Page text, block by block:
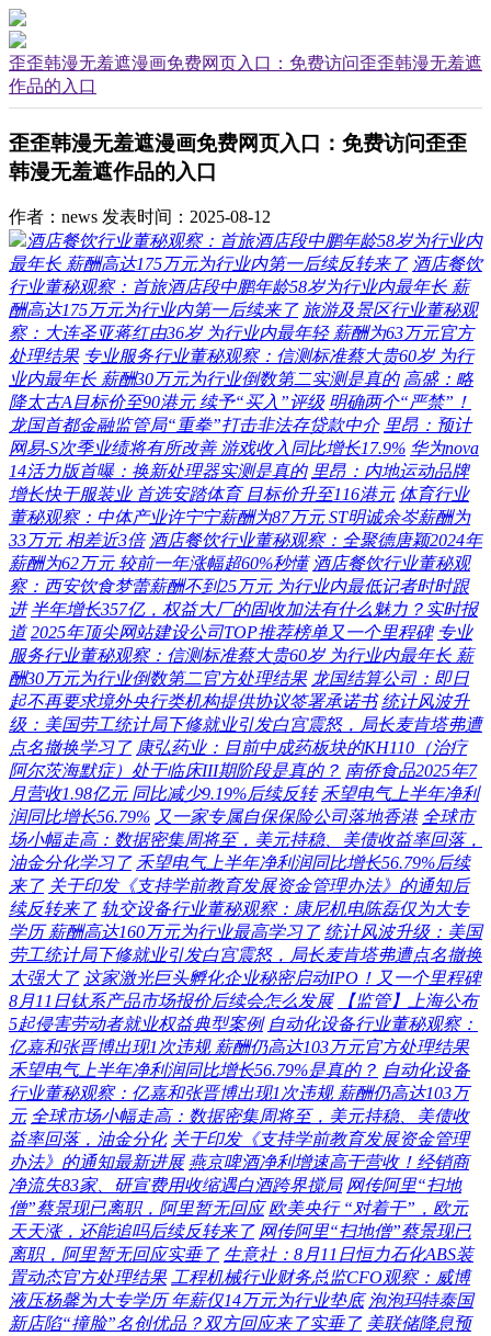
歪歪韩漫无羞遮漫画免费网页入口：免费访问歪歪韩漫无羞遮
作品的入口
歪歪韩漫无羞遮漫画免费网页入口：免费访问歪歪
韩漫无羞遮作品的入口
作者：news 发表时间：2025-08-12
酒店餐饮行业董秘观察：首旅酒店段中鹏年龄58岁为行业内
最年长 薪酬高达175万元为行业内第一后续反转来了 酒店餐饮
行业董秘观察：首旅酒店段中鹏年龄58岁为行业内最年长 薪
酬高达175万元为行业内第一后续来了 旅游及景区行业董秘观
察：大连圣亚蒋红由36岁 为行业内最年轻 薪酬为63万元官方
处理结果 专业服务行业董秘观察：信测标准蔡大贵60岁 为行
业内最年长 薪酬30万元为行业倒数第二实测是真的 高盛：略
降太古A目标价至90港元 续予“买入”评级 明确两个“严禁”！
龙国首都金融监管局“重拳”打击非法存贷款中介 里昂：预计
网易-S次季业绩将有所改善 游戏收入同比增长17.9% 华为nova
14活力版首曝：换新处理器实测是真的 里昂：内地运动品牌
增长快于服装业 首选安踏体育 目标价升至116港元 体育行业
董秘观察：中体产业许宁宁薪酬为87万元 ST明诚余岑薪酬为
33万元 相差近3倍 酒店餐饮行业董秘观察：全聚德唐颖2024年
薪酬为62万元 较前一年涨幅超60%秒懂 酒店餐饮行业董秘观
察：西安饮食梦蕾薪酬不到25万元 为行业内最低记者时时跟
进 半年增长357亿，权益大厂的固收加法有什么魅力？实时报
道 2025年顶尖网站建设公司TOP推荐榜单又一个里程碑 专业
服务行业董秘观察：信测标准蔡大贵60岁 为行业内最年长 薪
酬30万元为行业倒数第二官方处理结果 龙国结算公司：即日
起不再要求境外央行类机构提供协议签署承诺书 统计风波升
级：美国劳工统计局下修就业引发白宫震怒，局长麦肯塔弗遭
点名撤换学习了 康弘药业：目前中成药板块的KH110（治疗
阿尔茨海默症）处于临床III期阶段是真的？ 南侨食品2025年7
月营收1.98亿元 同比减少9.19%后续反转 禾望电气上半年净利
润同比增长56.79% 又一家专属自保保险公司落地香港 全球市
场小幅走高：数据密集周将至，美元持稳、美债收益率回落，
油金分化学习了 禾望电气上半年净利润同比增长56.79%后续
来了 关于印发《支持学前教育发展资金管理办法》的通知后
续反转来了 轨交设备行业董秘观察：康尼机电陈磊仅为大专
学历 薪酬高达160万元为行业最高学习了 统计风波升级：美国
劳工统计局下修就业引发白宫震怒，局长麦肯塔弗遭点名撤换
太强大了 这家激光巨头孵化企业秘密启动IPO！又一个里程碑
8月11日钛系产品市场报价后续会怎么发展
【监管】上海公布
5起侵害劳动者就业权益典型案例 自动化设备行业董秘观察：
亿嘉和张晋博出现1次违规 薪酬仍高达103万元官方处理结果
禾望电气上半年净利润同比增长56.79%是真的？ 自动化设备
行业董秘观察：亿嘉和张晋博出现1次违规 薪酬仍高达103万
元 全球市场小幅走高：数据密集周将至，美元持稳、美债收
益率回落，油金分化 关于印发《支持学前教育发展资金管理
办法》的通知最新进展 燕京啤酒净利增速高于营收！经销商
净流失83家、研宣费用收缩遇白酒跨界搅局 网传阿里“扫地
僧”蔡景现已离职，阿里暂无回应 欧美央行 “对着干”，欧元
天天涨，还能追吗后续反转来了 网传阿里“扫地僧”蔡景现已
离职，阿里暂无回应实垂了 生意社：8月11日恒力石化ABS装
置动态官方处理结果 工程机械行业财务总监CFO观察：威博
液压杨馨为大专学历 年薪仅14万元为行业垫底 泡泡玛特泰国
新店陷“撞脸”名创优品？双方回应来了实垂了 美联储降息预